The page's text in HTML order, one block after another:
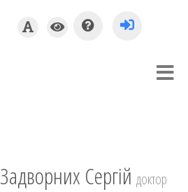
Задворних Сергій доктор